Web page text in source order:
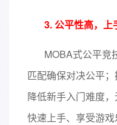
3. 公平性高，上
MOBA式公平竞
匹配确保对决公平
降低新手入门难度
快速上手、享受游戏